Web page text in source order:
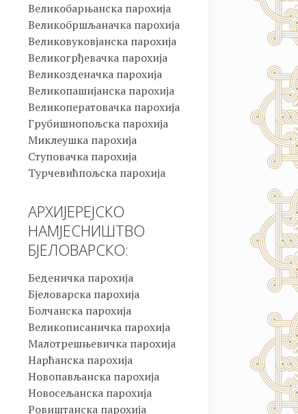
Великобарњанска парохија
Великобршљаначка парохија
Великовуковјанска парохија
Великогрђевачка парохија
Великозденачка парохија
Великопашијанска парохија
Великоператовачка парохија
Грубишнопољска парохија
Миклеушка парохија
Ступовачка парохија
Турчевићпољска парохија
АРХИЈЕРЕЈСКО
НАМЈЕСНИШТВО
БЈЕЛОВАРСКО:
Беденичка парохија
Бјеловарска парохија
Болчанска парохија
Великописаничка парохија
Малотрешњевичка парохија
Нарћанска парохија
Новопављанска парохија
Новосељанска парохија
Ровиштанска парохија